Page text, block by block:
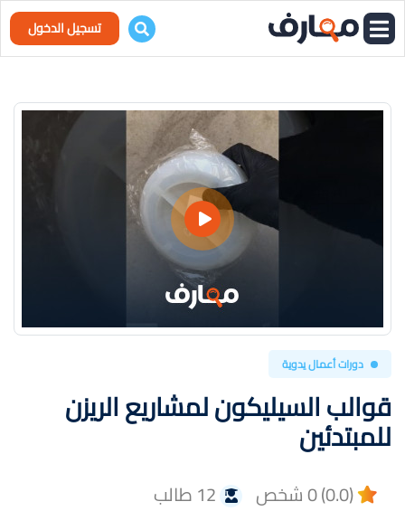
تسجيل الدخول
دورات أعمال يدوية
قوالب السيليكون لمشاريع الريزن
للمبتدئين
(0.0) 0 شخص 12 طالب